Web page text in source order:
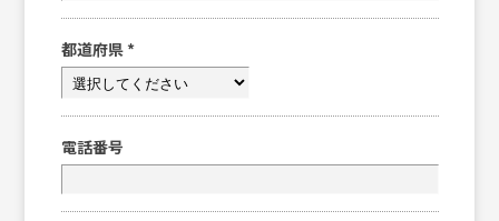
都道府県 *
電話番号